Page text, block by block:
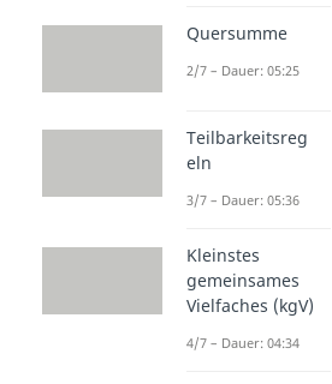
Quersumme
2/7 – Dauer: 05:25
Teilbarkeitsreg
eln
3/7 – Dauer: 05:36
Kleinstes
gemeinsames
Vielfaches (kgV)
4/7 – Dauer: 04:34